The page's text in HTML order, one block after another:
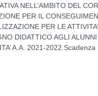
NELL’AMBITO DEL
PER IL
PER LE
DIDATTICO AGLI
A.A. 2021-2022.Scadenza